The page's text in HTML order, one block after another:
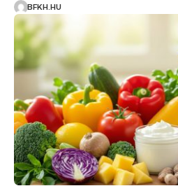
BFKH.HU